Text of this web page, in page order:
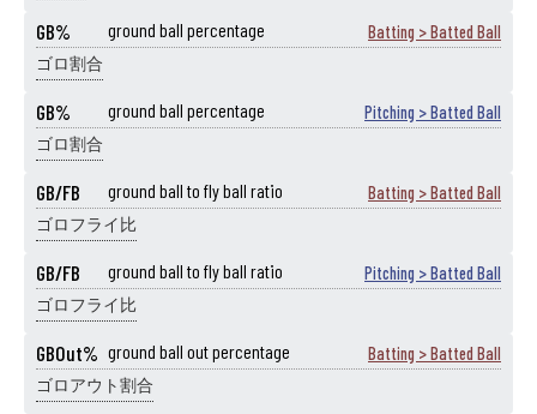
GB% ground ball percentage Batting > Batted Ball
ゴロ割合
GB% ground ball percentage Pitching > Batted Ball
ゴロ割合
GB/FB ground ball to fly ball ratio Batting > Batted Ball
ゴロフライ比
GB/FB ground ball to fly ball ratio Pitching > Batted Ball
ゴロフライ比
GBOut% ground ball out percentage Batting > Batted Ball
ゴロアウト割合